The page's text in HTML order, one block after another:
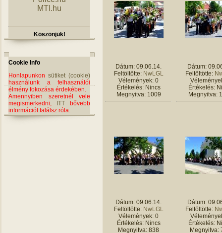
MTI.hu
Köszönjük!
Cookie Info
Honlapunkon sütiket (cookie)
használunk a felhasználói
élmény fokozása érdekében.
Amennyiben szeretnél vele
megismerkedni,
ITT bővebb
információt találsz róla.
Dátum: 09.06.14.
Feltöltötte: NwLGL
Vélemények: 0
Értékelés: Nincs
Megnyitva: 1009
Dátum:
Feltöltötte:
Értékelés:
Megnyitva:
Dátum: 09.06.14.
Feltöltötte: NwLGL
Vélemények: 0
Értékelés: Nincs
Megnyitva: 838
Dátum:
Feltöltötte:
Értékelés:
Megnyitva: